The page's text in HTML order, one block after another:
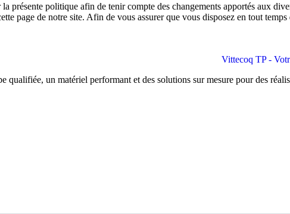
présente politique afin de tenir compte des changements apportés aux
page de notre site. Afin de vous assurer que vous disposez en tout
qualifiée, un matériel performant et des solutions sur mesure pour des